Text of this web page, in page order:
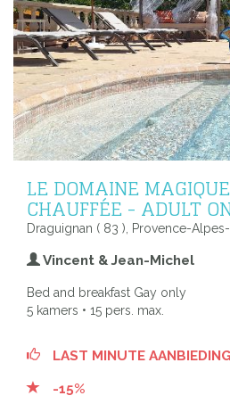
LE DOMAINE
CHAUFFÉE - ADULT
Draguignan ( 83 ), Provence-
Vincent & Jean-Michel
Bed and breakfast Gay only
5 kamers • 15 pers. max.
LAST MINUTE AANBIEDING
-15%